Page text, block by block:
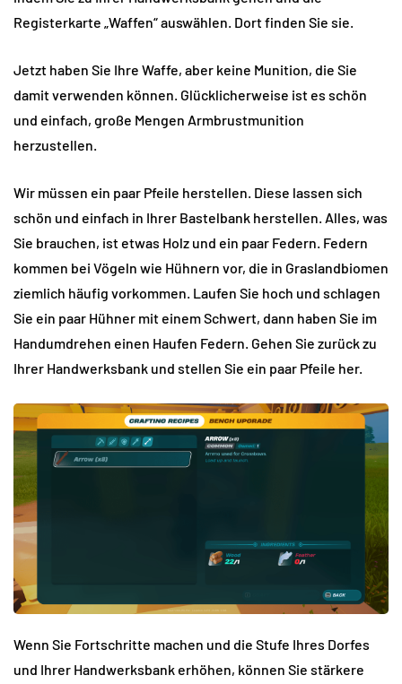
Registerkarte „Waffen“ auswählen. Dort finden Sie sie.
Jetzt haben Sie Ihre Waffe, aber keine Munition, die Sie
damit verwenden können. Glücklicherweise ist es schön
und einfach, große Mengen Armbrustmunition
herzustellen.
Wir müssen ein paar Pfeile herstellen. Diese lassen sich
schön und einfach in Ihrer Bastelbank herstellen. Alles, was
Sie brauchen, ist etwas Holz und ein paar Federn. Federn
kommen bei Vögeln wie Hühnern vor, die in Graslandbiomen
ziemlich häufig vorkommen. Laufen Sie hoch und schlagen
Sie ein paar Hühner mit einem Schwert, dann haben Sie im
Handumdrehen einen Haufen Federn. Gehen Sie zurück zu
Ihrer Handwerksbank und stellen Sie ein paar Pfeile her.
Wenn Sie Fortschritte machen und die Stufe Ihres Dorfes
und Ihrer Handwerksbank erhöhen, können Sie stärkere